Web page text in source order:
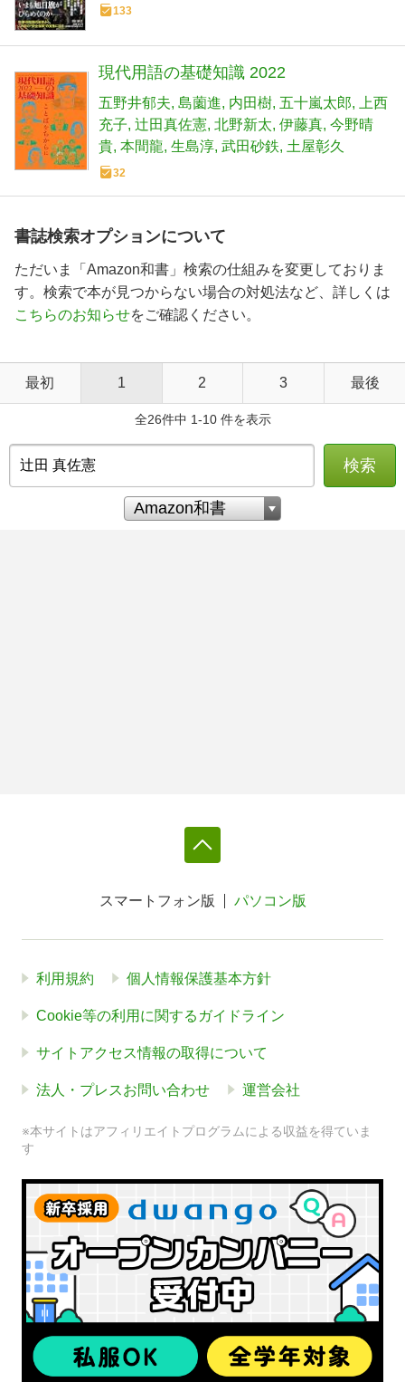
133
現代用語の基礎知識 2022
五野井郁夫 島薗進 内田樹 五十嵐太郎
上西
充子 辻田真佐憲 北野新太 伊藤真 今野晴
貴 本間龍 生島淳 武田砂鉄 土屋彰久
32
書誌検索オプションについて
ただいま「Amazon和書」検索の仕組みを変更しておりま
す。検索で本が見つからない場合の対処法など、詳しくは
こちらのお知らせをご確認ください。
最初 1 2 3 最後
全26件中 1-10 件を表示
検索
スマートフォン版 パソコン版
利用規約 個人情報保護基本方針
Cookie等の利用に関するガイドライン
サイトアクセス情報の取得について
法人・プレスお問い合わせ 運営会社
※本サイトはアフィリエイトプログラムによる収益を得ていま
す